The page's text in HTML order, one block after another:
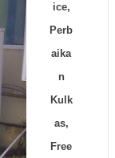
ice,
Perb
aika
n
Kulk
as,
Free